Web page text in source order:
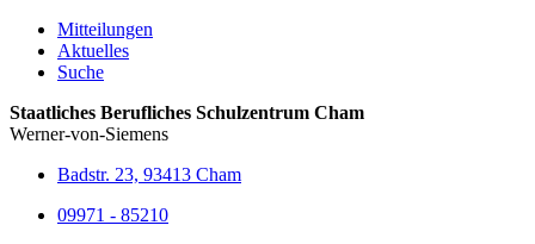
Mitteilungen
Aktuelles
Suche
Staatliches Berufliches Schulzentrum Cham
Werner-von-Siemens
Badstr. 23, 93413 Cham
09971 - 85210